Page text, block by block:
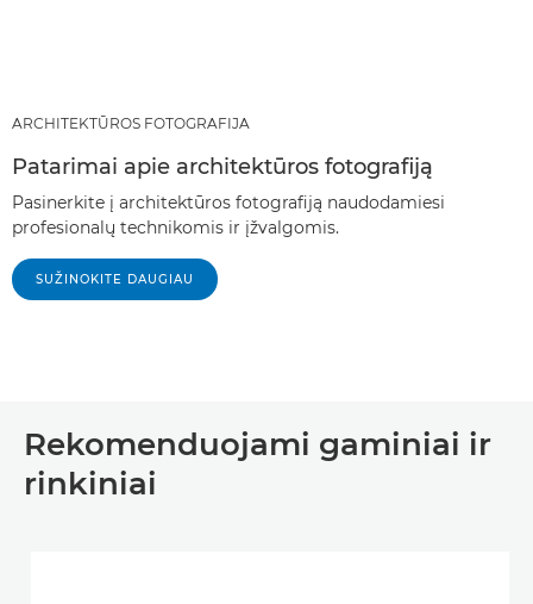
ARCHITEKTŪROS FOTOGRAFIJA
Patarimai apie architektūros fotografiją
Pasinerkite į architektūros fotografiją naudodamiesi
profesionalų technikomis ir įžvalgomis.
SUŽINOKITE DAUGIAU
Rekomenduojami gaminiai ir
rinkiniai